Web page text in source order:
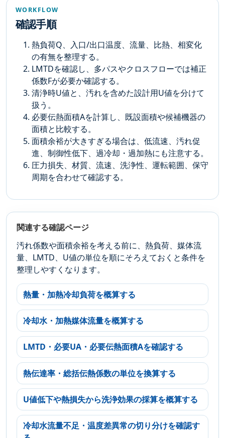
WORKFLOW
確認手順
熱負荷Q、入口/出口温度、流量、比熱、相変化
の有無を整理する。
LMTDを確認し、多パスやクロスフローでは補正
係数Fが必要か確認する。
清浄時U値と、汚れを含めた設計用U値を分けて
扱う。
必要伝熱面積Aを計算し、既設面積や候補機器の
面積と比較する。
面積余裕が大きすぎる場合は、低流速、汚れ促
進、制御性低下、過冷却・過加熱にも注意する。
圧力損失、材質、流速、洗浄性、運転範囲、保守
周期を合わせて確認する。
関連する確認ページ
汚れ係数や面積余裕を考える前に、熱負荷、媒体流
量、LMTD、U値の単位を順にそろえておくと条件を
整理しやすくなります。
熱量・加熱冷却負荷を概算する
冷却水・加熱媒体流量を概算する
LMTD・必要UA・必要伝熱面積Aを確認する
熱伝達率・総括伝熱係数の単位を換算する
U値低下や熱損失から洗浄効果の採算を概算する
冷却水流量不足・温度差異常の切り分けを確認す